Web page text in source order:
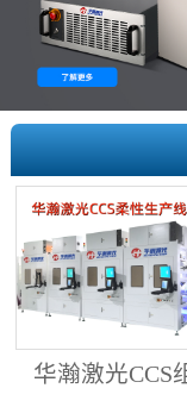
华瀚激光CCS